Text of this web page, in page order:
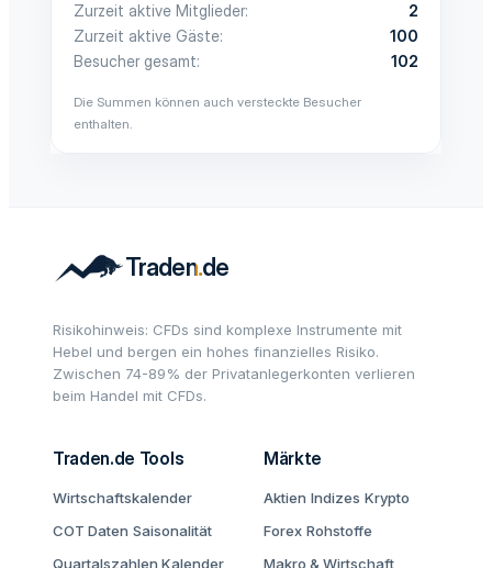
Zurzeit aktive Mitglieder
2
Zurzeit aktive Gäste
100
Besucher gesamt
102
Die Summen können auch versteckte Besucher
enthalten.
Risikohinweis: CFDs sind komplexe Instrumente mit
Hebel und bergen ein hohes finanzielles Risiko.
Zwischen 74-89% der Privatanlegerkonten verlieren
beim Handel mit CFDs.
Traden.de Tools
Wirtschaftskalender
COT Daten Saisonalität
Quartalszahlen Kalender
Märkte
Aktien Indizes Krypto
Forex Rohstoffe
Makro & Wirtschaft